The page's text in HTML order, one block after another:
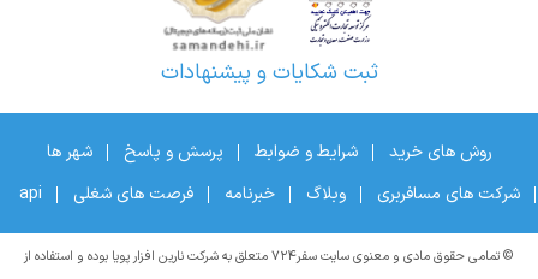
ثبت شکایات و پیشنهادات
روش های خرید شرایط و ضوابط پرسش و پاسخ
شهر ها
شرکت های مسافربری
وبلاگ خبرنامه فرصت های شغلی api
© تمامی حقوق مادی و معنوی سایت سفر۷۲۴ متعلق به شرکت نارین افزار پویا بوده و استفاده از